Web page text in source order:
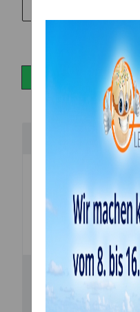
Cupcake
5 cm, 24 Stk + 24
GPSR Informationen
Bewertungen